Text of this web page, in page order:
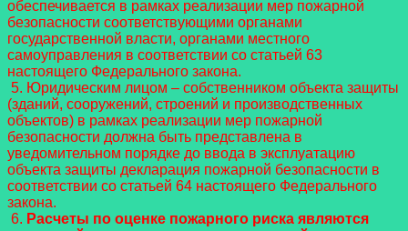
обеспечивается в рамках реализации мер пожарной
безопасности соответствующими органами
государственной власти, органами местного
самоуправления в соответствии со статьей 63
настоящего Федерального закона.
5. Юридическим лицом – собственником объекта защиты
(зданий, сооружений, строений и производственных
объектов) в рамках реализации мер пожарной
безопасности должна быть представлена в
уведомительном порядке до ввода в эксплуатацию
объекта защиты декларация пожарной безопасности в
соответствии со статьей 64 настоящего Федерального
закона.
6. Расчеты по оценке пожарного риска являются